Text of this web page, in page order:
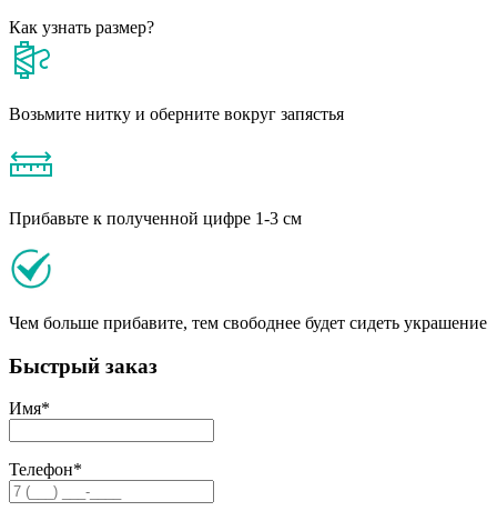
Как узнать размер?
Возьмите нитку и оберните вокруг запястья
Прибавьте к полученной цифре 1-3 см
Чем больше прибавите, тем свободнее будет сидеть украшение
Быстрый заказ
Имя*
Телефон*